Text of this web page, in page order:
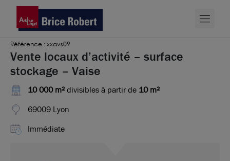
Référence : xxavs09
Vente locaux d’activité – surface
stockage – Vaise
10 000 m²divisibles à partir de 10 m²
69009 Lyon
Immédiate